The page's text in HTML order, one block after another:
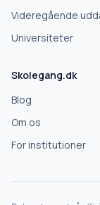
Videregående
Universiteter
Skolegang.dk
Blog
Om os
For institutioner